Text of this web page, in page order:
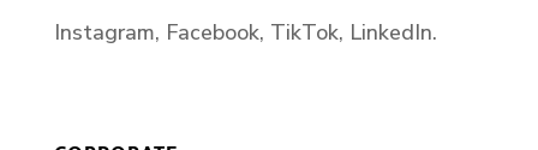
Instagram, Facebook, TikTok, LinkedIn.